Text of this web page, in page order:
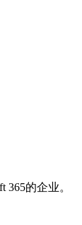
的企业。